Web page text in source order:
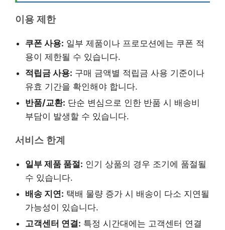
이용 제한
쿠폰 사용: 일부 제품이나 프로모션에는 쿠폰 적
용이 제한될 수 있습니다.
적립금 사용: 구매 금액별 적립금 사용 기준이나
유효 기간을 확인해야 합니다.
반품/교환: 단순 변심으로 인한 반품 시 배송비
부담이 발생할 수 있습니다.
서비스 한계
일부 제품 품절: 인기 상품의 경우 조기에 품절될
수 있습니다.
배송 지연: 택배 물량 증가 시 배송이 다소 지연될
가능성이 있습니다.
고객센터 연결: 특정 시간대에는 고객센터 연결